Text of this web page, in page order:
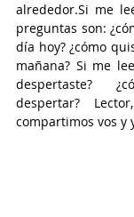
alrededor.Si me
preguntas son:
día hoy? ¿cómo
mañana? Si me
despertaste?
despertar?
compartimos vos y